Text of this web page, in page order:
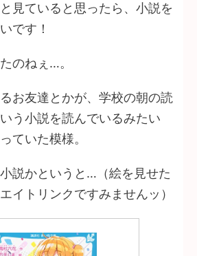
見ていると思ったら、小説を
です！
のねぇ…。
お友達とかが、学校の朝の読
う小説を読んでいるみたい
ていた模様。
説かというと…（絵を見せた
イトリンクですみませんッ）